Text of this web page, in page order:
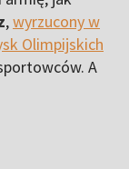
,wyrzucony w
Olimpijskich
A